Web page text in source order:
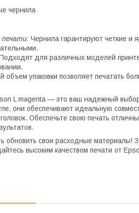
чернила
печати: Чернила гарантируют четкие и
для различных моделей
объем упаковки позволяет печатать
L magenta — это ваш надежный
они обеспечивают идеальную
Обеспечьте свою печать
обновить свои расходные материалы!
высоким качеством печати от